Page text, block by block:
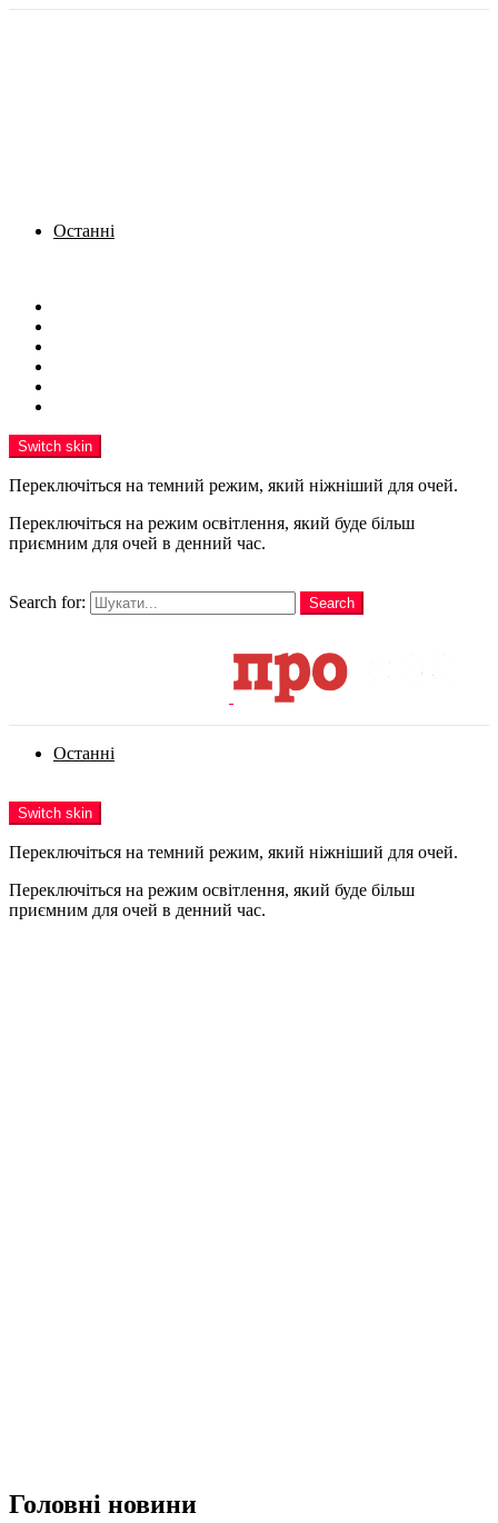
Останні
Switch skin
Переключіться на темний режим, який ніжніший для очей.
Переключіться на режим освітлення, який буде більш
приємним для очей в денний час.
Search for:
Search
Останні
Switch skin
Переключіться на темний режим, який ніжніший для очей.
Переключіться на режим освітлення, який буде більш
приємним для очей в денний час.
Головні новини